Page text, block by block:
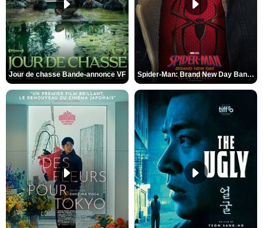
Jour de chasse Bande-annonce VF Spider-Man: Brand New Day Bande-annonce (3) VO STFR